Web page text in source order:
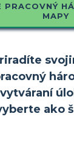
PRACOVNÝ
MAPY
ako